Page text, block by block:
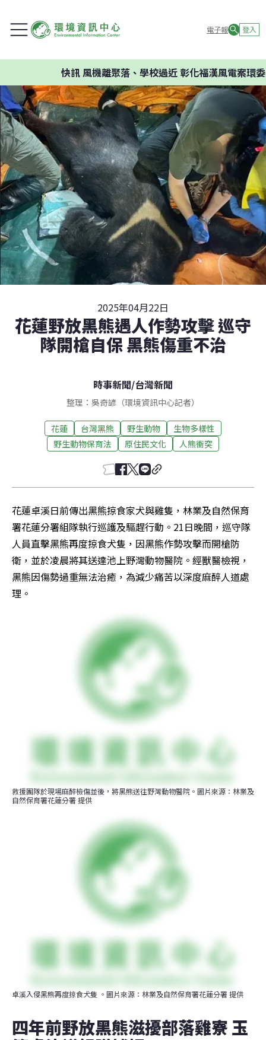
電子報 登入
風機離聚落、學校過近 彰化福漢風電案環委建議不
2025年04月22日
花蓮野放黑熊遇人作勢攻擊 巡守
隊開槍自保 黑熊傷重不治
時事新聞/台灣新聞
整理：吳奇諺（環境資訊中心記者）
花蓮 台灣黑熊 野生動物
生物多樣性
野生動物保育法
原住民文化 人熊衝突
花蓮卓溪日前傳出黑熊掠食家犬與雞隻，林業及自然保育
署花蓮分署組隊執行巡護及驅趕行動。21日晚間，巡守隊
人員直擊黑熊再度掠食犬隻，因黑熊作勢攻擊而開槍防
衛，並於凌晨將其送達池上野灣動物醫院。經獸醫檢視，
黑熊因傷勢過重無法治癒，為減少痛苦以深度麻醉人道處
理。
救援團隊於現場麻醉檢傷並後，將黑熊送往野灣動物醫院。圖片來源：林業及
自然保育署花蓮分署 提供
卓溪入侵黑熊再度掠食犬隻 。圖片來源：林業及自然保育署花蓮分署 提供
四年前野放黑熊滋擾部落雞寮 玉